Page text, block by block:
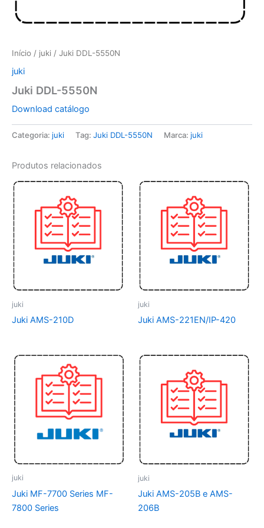
Início / juki / Juki DDL-5550N
juki
Juki DDL-5550N
Download catálogo
Categoria: juki Tag: Juki DDL-5550N Marca: juki
Produtos relacionados
juki
Juki AMS-210D
juki
Juki AMS-221EN/IP-420
juki
Juki MF-7700 Series MF-
7800 Series
juki
Juki AMS-205B e AMS-
206B